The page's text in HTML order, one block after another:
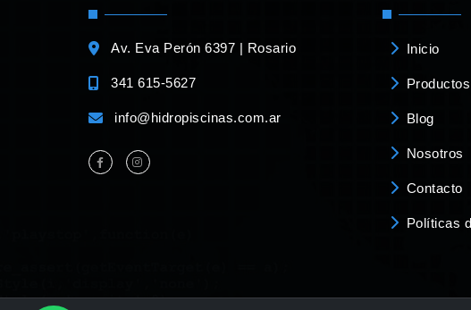
Av. Eva Perón 6397 | Rosario
341 615-5627
info@hidropiscinas.com.ar
Inicio
Productos
Blog
Nosotros
Contacto
Políticas